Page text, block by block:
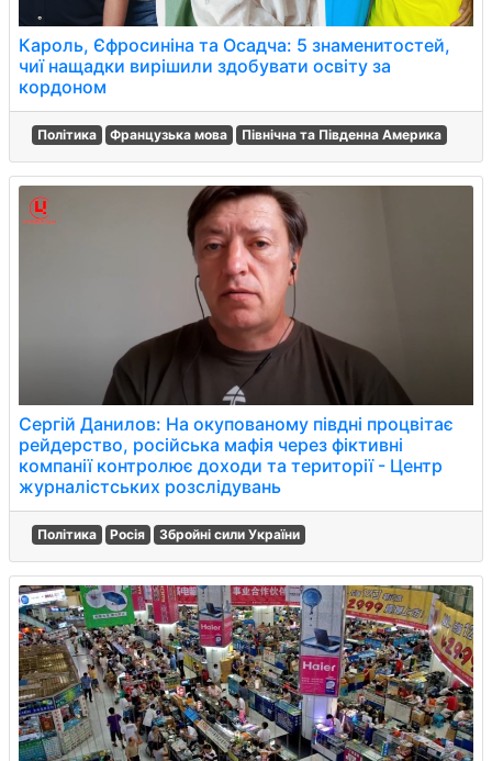
Кароль, Єфросиніна та Осадча: 5 знаменитостей,
чиї нащадки вирішили здобувати освіту за
кордоном
Політика Французька мова Північна та Південна Америка
Сергій Данилов: На окупованому півдні процвітає
рейдерство, російська мафія через фіктивні
компанії контролює доходи та території - Центр
журналістських розслідувань
Політика Росія Збройні сили України